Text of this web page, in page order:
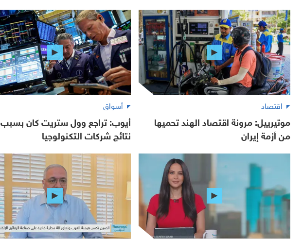
اقتصاد
موتيرييل: مرونة اقتصاد الهند تحميها
من أزمة إيران
أسواق
أيوب: تراجع وول ستريت كان بسبب
نتائج شركات التكنولوجيا